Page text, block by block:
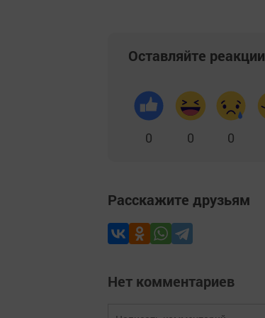
Оставляйте реакции
0 0 0
Расскажите друзьям
Нет комментариев